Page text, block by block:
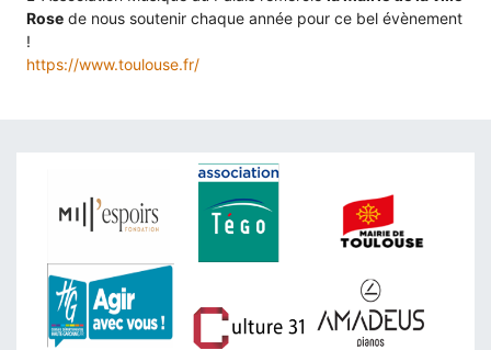
Rose de nous soutenir chaque année pour ce bel évènement
!
https://www.toulouse.fr/